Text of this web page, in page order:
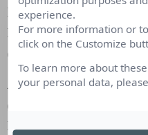
la parole pour exprimer
l’influence mais pas
conversations.
Alors il y a une
en plus et qui consiste à
l’ensemble des
experience.
For more information or
click on the Customize
To learn more about
your personal data,